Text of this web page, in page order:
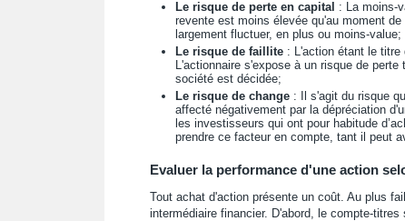
Le risque de perte en capital : La moins-
revente est moins élevée qu'au moment
largement fluctuer, en plus ou moins-value;
Le risque de faillite: L'action étant le titre
L'actionnaire s'expose à un risque de
société est décidée;
Le risque de change: Il s'agit du risque
affecté négativement par la dépréciation
les investisseurs qui ont pour habitude
prendre ce facteur en compte, tant il peut
Evaluer la performance d'une action
Tout achat d'action présente un coût. Au plus
intermédiaire financier. D'abord, le compte-